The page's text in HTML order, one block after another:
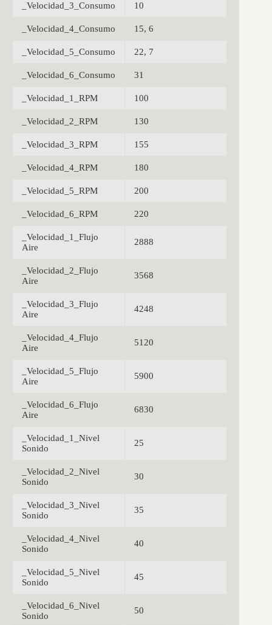
_Velocidad_3_Consumo 10
_Velocidad_4_Consumo 15, 6
_Velocidad_5_Consumo 22, 7
_Velocidad_6_Consumo 31
_Velocidad_1_RPM 100
_Velocidad_2_RPM 130
_Velocidad_3_RPM 155
_Velocidad_4_RPM 180
_Velocidad_5_RPM 200
_Velocidad_6_RPM 220
_Velocidad_1_Flujo
Aire
2888
_Velocidad_2_Flujo
Aire
3568
_Velocidad_3_Flujo
Aire
4248
_Velocidad_4_Flujo
Aire
5120
_Velocidad_5_Flujo
Aire
5900
_Velocidad_6_Flujo
Aire
6830
_Velocidad_1_Nivel
Sonido
25
_Velocidad_2_Nivel
Sonido
30
_Velocidad_3_Nivel
Sonido
35
_Velocidad_4_Nivel
Sonido
40
_Velocidad_5_Nivel
Sonido
45
_Velocidad_6_Nivel
Sonido
50